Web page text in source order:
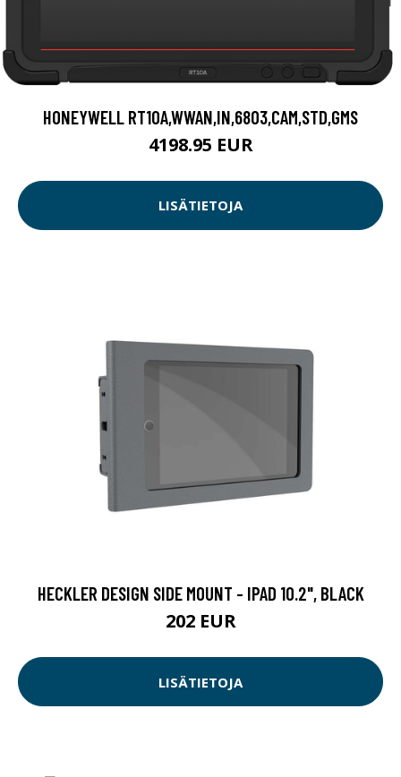
HONEYWELL RT10A,WWAN,IN,6803,CAM,STD,GMS
4198.95 EUR
LISÄTIETOJA
HECKLER DESIGN SIDE MOUNT - IPAD 10.2", BLACK
202 EUR
LISÄTIETOJA